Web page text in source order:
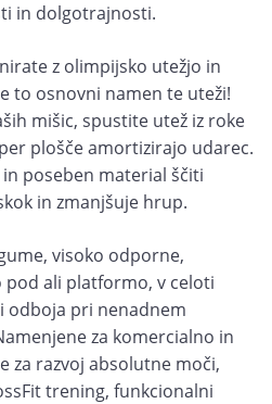
in dolgotrajnosti.
z olimpijsko utežjo in
to osnovni namen te uteži!
mišic, spustite utež iz roke
plošče amortizirajo udarec.
poseben material ščiti
in zmanjšuje hrup.
visoko odporne,
ali platformo, v celoti
odboja pri nenadnem
za komercialno in
za razvoj absolutne moči,
trening, funkcionalni